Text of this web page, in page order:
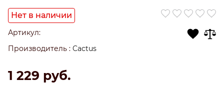
Нет в наличии
Артикул:
Производитель : Cactus
1 229 руб.